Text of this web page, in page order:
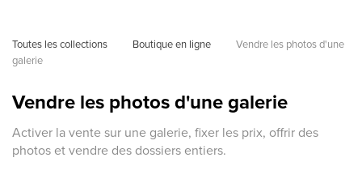
Toutes les collections Boutique en ligne
Vendre les photos d'une
galerie
Vendre les photos d'une galerie
Activer la vente sur une galerie, fixer les prix, offrir des
photos et vendre des dossiers entiers.